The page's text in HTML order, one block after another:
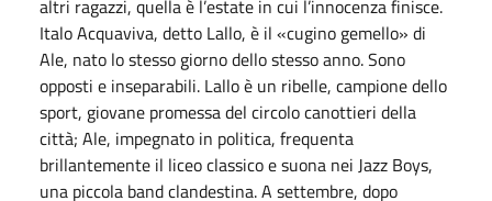
altri ragazzi, quella è l’estate in cui l’innocenza finisce.
Italo Acquaviva, detto Lallo, è il «cugino gemello» di
Ale, nato lo stesso giorno dello stesso anno. Sono
opposti e inseparabili. Lallo è un ribelle, campione dello
sport, giovane promessa del circolo canottieri della
città; Ale, impegnato in politica, frequenta
brillantemente il liceo classico e suona nei Jazz Boys,
una piccola band clandestina. A settembre, dopo